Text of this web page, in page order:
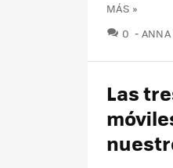
MÁS »
0
Las